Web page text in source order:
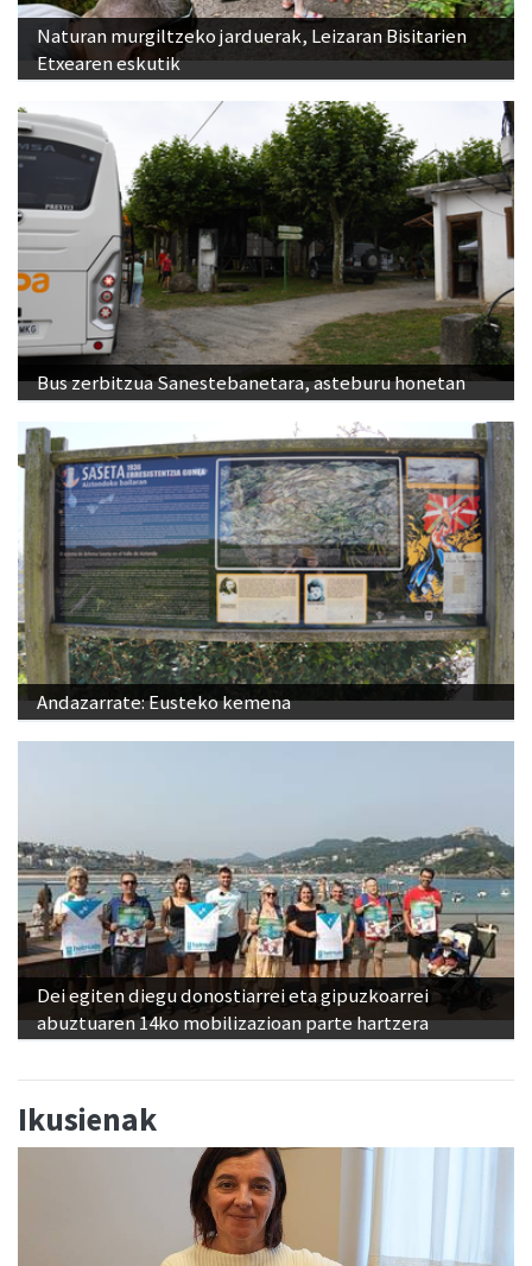
Naturan murgiltzeko jarduerak, Leizaran Bisitarien
Etxearen eskutik
Bus zerbitzua Sanestebanetara, asteburu honetan
Andazarrate: Eusteko kemena
Dei egiten diegu donostiarrei eta gipuzkoarrei
abuztuaren 14ko mobilizazioan parte hartzera
Ikusienak